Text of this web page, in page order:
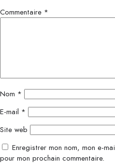
Commentaire *
Nom *
E-mail *
Site web
Enregistrer mon nom, mon e-
pour mon prochain commentaire.